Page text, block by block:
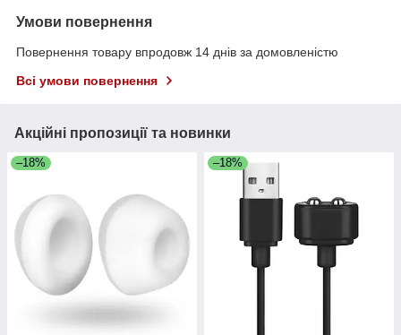
Умови повернення
Повернення товару впродовж 14 днів за домовленістю
Всі умови повернення
Акційні пропозиції та новинки
–18% –18%